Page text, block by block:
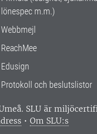
lönespec m.m.)
Webbmejl
ReachMee
Edusign
Protokoll och beslutslistor
SLU är
• Om SLU:s